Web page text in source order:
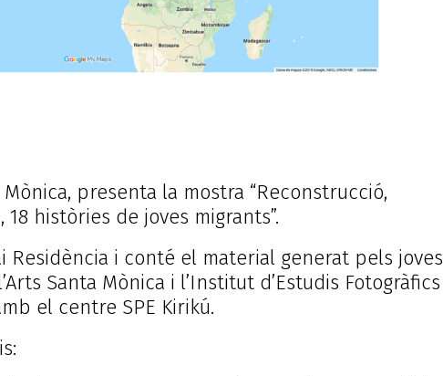
presenta la mostra “Reconstrucció,
18 històries de joves migrants”.
Residència i conté el material generat pels joves
Santa Mònica i l’Institut d’Estudis Fotogràfics
el centre SPE Kirikú.